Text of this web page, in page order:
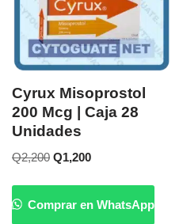
Cyrux Misoprostol
200 Mcg | Caja 28
Unidades
Q2,200 Q1,200
Comprar en WhatsApp